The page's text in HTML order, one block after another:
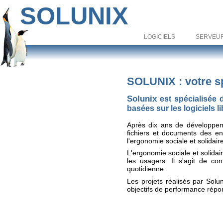
SOLUNIX
logiciels
SOLUNIX : votre
Solunix est spécialisée
basées sur les logiciels
Après dix ans de
fichiers et documents des
l'ergonomie sociale et
L'ergonomie sociale et
les usagers. Il s'agit de
quotidienne.
Les projets réalisés par
objectifs de performance